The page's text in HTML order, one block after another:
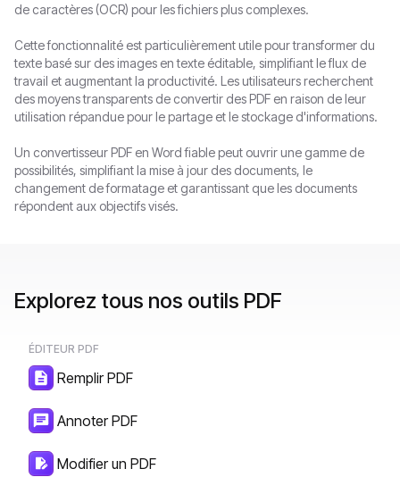
de caractères (OCR) pour les fichiers plus complexes.
Cette fonctionnalité est particulièrement utile pour transformer du
texte basé sur des images en texte éditable, simplifiant le flux de
travail et augmentant la productivité. Les utilisateurs recherchent
des moyens transparents de convertir des PDF en raison de leur
utilisation répandue pour le partage et le stockage d'informations.
Un convertisseur PDF en Word fiable peut ouvrir une gamme de
possibilités, simplifiant la mise à jour des documents, le
changement de formatage et garantissant que les documents
répondent aux objectifs visés.
Explorez tous nos outils PDF
ÉDITEUR PDF
Remplir PDF
Annoter PDF
Modifier un PDF